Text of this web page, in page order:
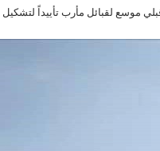
موسع لقبائل مأرب تأييداً